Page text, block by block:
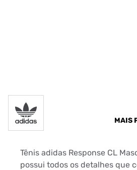
MAIS
Tênis adidas Response CL
possui todos os detalhes que